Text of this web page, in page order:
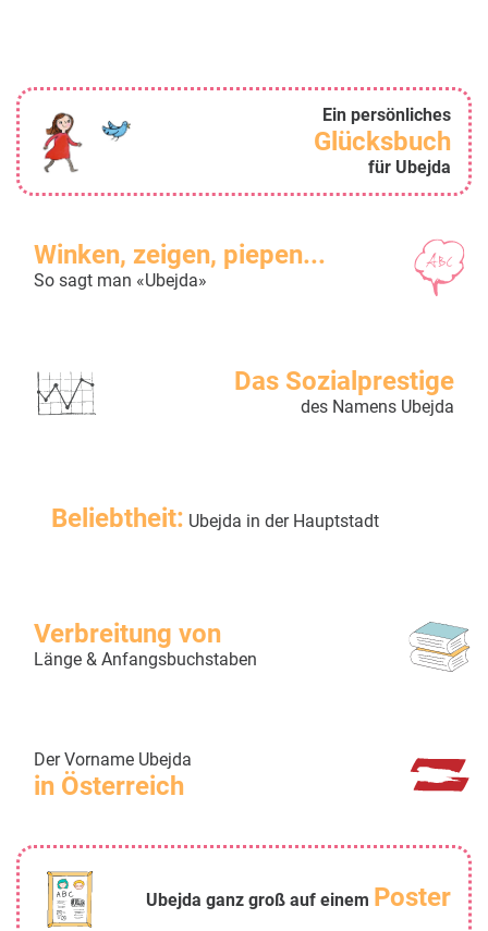
Ein persönliches
Glücksbuch
für Ubejda
Winken, zeigen, piepen...
So sagt man «Ubejda»
Das Sozialprestige
des Namens Ubejda
Beliebtheit: Ubejda in der Hauptstadt
Verbreitung von
Länge & Anfangsbuchstaben
Der Vorname Ubejda
in Österreich
Ubejda ganz groß auf einem Poster